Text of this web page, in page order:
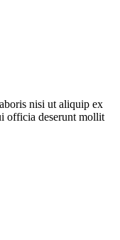
nisi ut aliquip ex
officia deserunt mollit